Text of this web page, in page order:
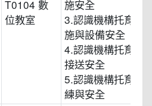
T0104 數
位教室
施安全
3.認識機構托育的
施與設備安全
4.認識機構托育的
接送安全
5.認識機構托育的
練與安全